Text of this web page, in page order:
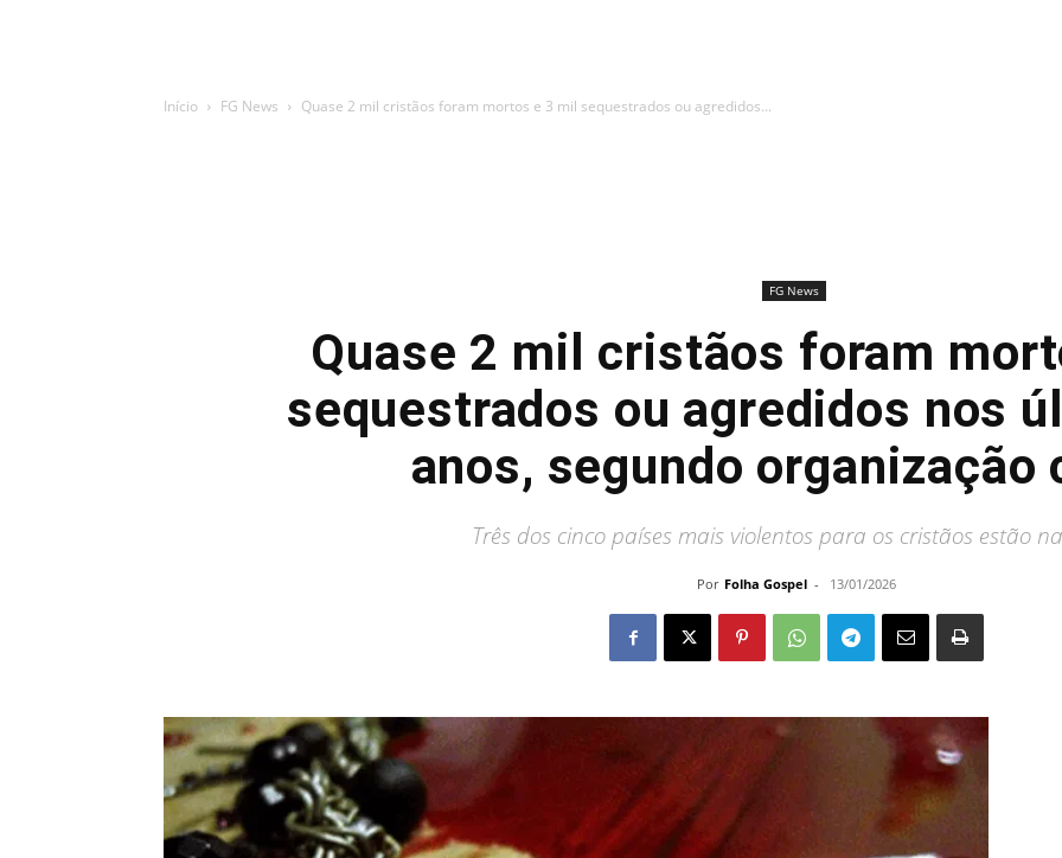
Início FG News Quase 2 mil cristãos foram mortos e 3 mil sequestrados ou agredidos...
FG News
Quase 2 mil cristãos foram
sequestrados ou agredidos nos
anos, segundo organização
Três dos cinco países mais violentos para os cristãos estão
Por Folha Gospel - 13/01/2026